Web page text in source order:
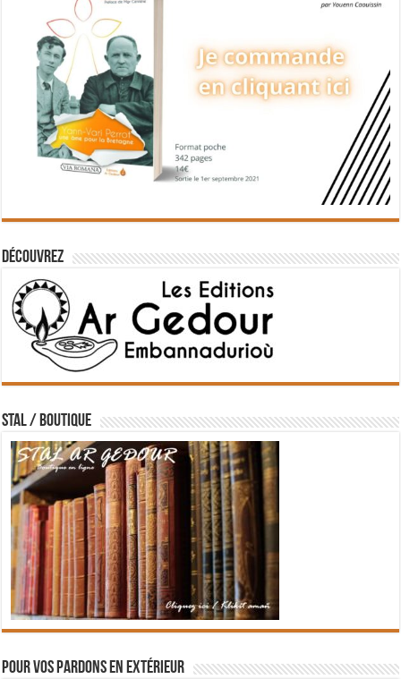
Découvrez
STAL / BOUTIQUE
Pour vos pardons en extérieur